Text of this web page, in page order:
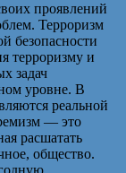
проявлений
Терроризм
безопасности
терроризму и
задач
уровне. В
реальной
— это
расшатать
общество.